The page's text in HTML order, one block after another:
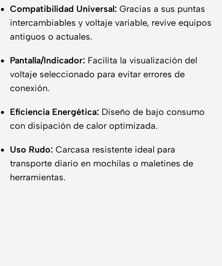
Compatibilidad Universal: Gracias a sus puntas
intercambiables y voltaje variable, revive equipos
antiguos o actuales.
Pantalla/Indicador: Facilita la visualización del
voltaje seleccionado para evitar errores de
conexión.
Eficiencia Energética: Diseño de bajo consumo
con disipación de calor optimizada.
Uso Rudo: Carcasa resistente ideal para
transporte diario en mochilas o maletines de
herramientas.